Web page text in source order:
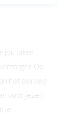
jou laten
Op
het beroep
voor jezelf
je